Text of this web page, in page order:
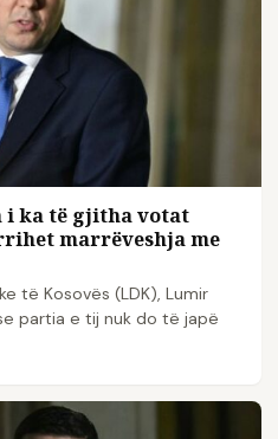
i ka të gjitha votat
marrëveshja me
të Kosovës (LDK), Lumir
partia e tij nuk do të japë